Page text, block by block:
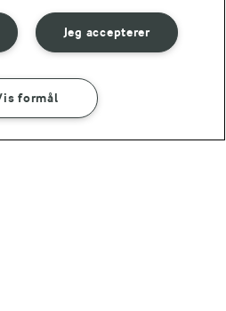
INGREDIENSER
Jeg accepterer
formål